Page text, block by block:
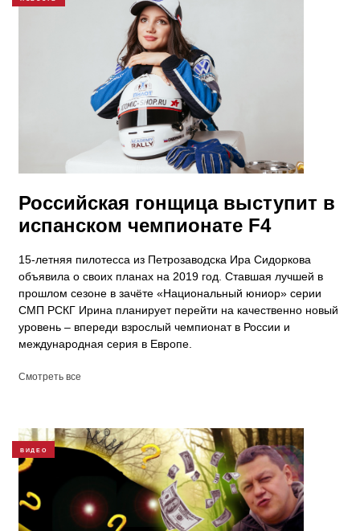
Российская гонщица выступит в
испанском чемпионате F4
15-летняя пилотесса из Петрозаводска Ира Сидоркова
объявила о своих планах на 2019 год. Ставшая лучшей в
прошлом сезоне в зачёте «Национальный юниор» серии
СМП РСКГ Ирина планирует перейти на качественно новый
уровень – впереди взрослый чемпионат в России и
международная серия в Европе.
Смотреть все
ВИДЕО